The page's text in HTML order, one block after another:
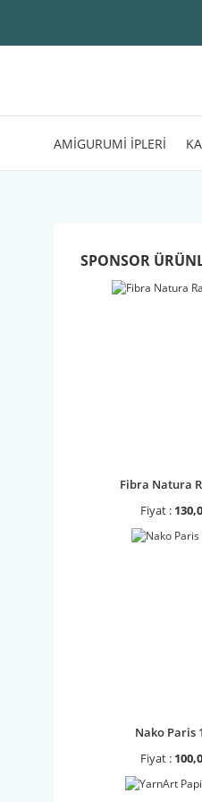
AMİGURUMİ İPLERİ
SPONSOR
Fibra Natura
Fiyat :
Nako Paris
Fiyat :